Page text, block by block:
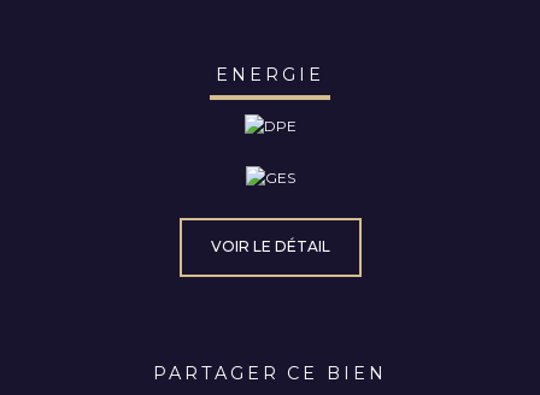
ENERGIE
VOIR LE DÉTAIL
PARTAGER CE BIEN